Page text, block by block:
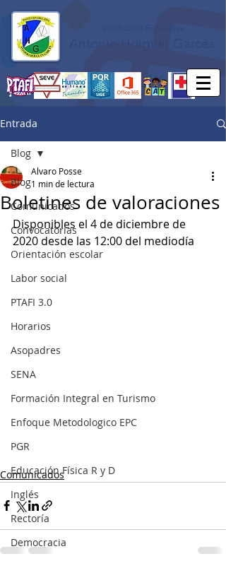
Entrada
Blog
Comunicados
Convocatorias
Orientación escolar
Labor social
PTAFI 3.0
Horarios
Asopadres
SENA
Formación Integral en Turismo
Enfoque Metodologico EPC
PGR
Educación Física R y D
Inglés
Rectoría
Democracia
Blog
Boletines de valoraciones
Alvaro Posse
1 min de lectura
Disponibles el 4 de diciembre de
2020 desde las 12:00 del mediodía
Comunicados